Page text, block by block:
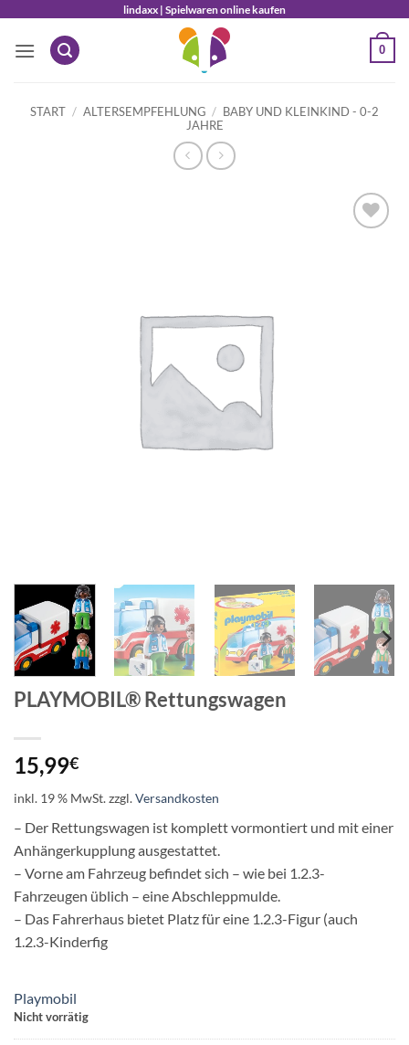
springen
lindaxx | Spielwaren online kaufen
0
START / ALTERSEMPFEHLUNG / BABY UND KLEINKIND - 0-2
JAHRE
PLAYMOBIL® Rettungswagen
15,99€
inkl. 19 % MwSt.zzgl.Versandkosten
– Der Rettungswagen ist komplett vormontiert und mit einer
Anhängerkupplung ausgestattet.
– Vorne am Fahrzeug befindet sich – wie bei 1.2.3-
Fahrzeugen üblich – eine Abschleppmulde.
– Das Fahrerhaus bietet Platz für eine 1.2.3-Figur (auch
1.2.3-Kinderfig
Playmobil
Nicht vorrätig